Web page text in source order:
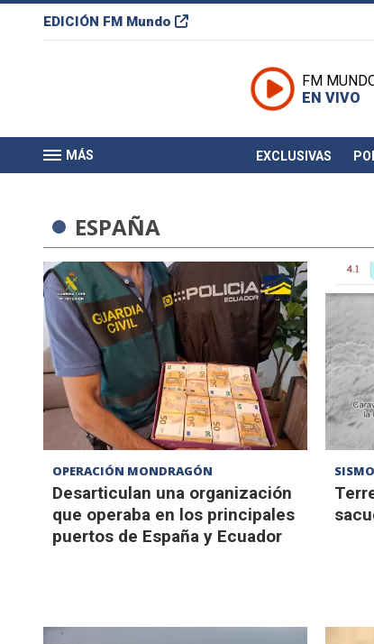
EDICIÓN FM Mundo
FM
EN VIVO
MÁS EXCLUSIVAS
ESPAÑA
OPERACIÓN MONDRAGÓN
Desarticulan una organización
que operaba en los principales
puertos de España y Ecuador